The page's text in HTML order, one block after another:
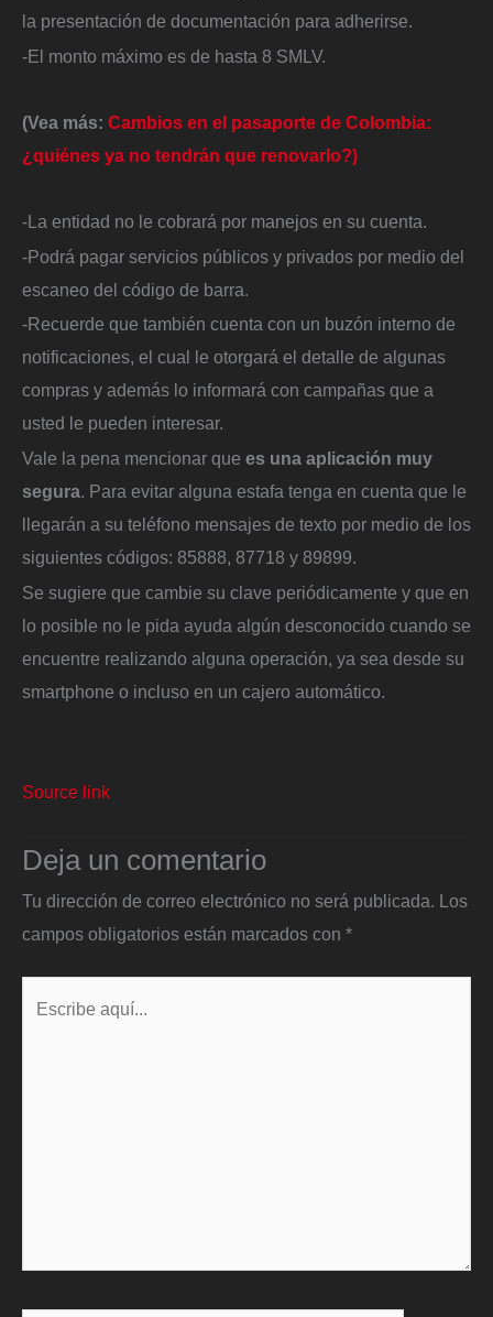
la presentación de documentación para adherirse.
-El monto máximo es de hasta 8 SMLV.
(Vea más: Cambios en el pasaporte de Colombia:
¿quiénes ya no tendrán que renovarlo?)
-La entidad no le cobrará por manejos en su cuenta.
-Podrá pagar servicios públicos y privados por medio del
escaneo del código de barra.
-Recuerde que también cuenta con un buzón interno de
notificaciones, el cual le otorgará el detalle de algunas
compras y además lo informará con campañas que a
usted le pueden interesar.
Vale la pena mencionar que es una aplicación muy
segura. Para evitar alguna estafa tenga en cuenta que le
llegarán a su teléfono mensajes de texto por medio de los
siguientes códigos: 85888, 87718 y 89899.
Se sugiere que cambie su clave periódicamente y que en
lo posible no le pida ayuda algún desconocido cuando se
encuentre realizando alguna operación, ya sea desde su
smartphone o incluso en un cajero automático.
Source link
Deja un comentario
Tu dirección de correo electrónico no será publicada. Los
campos obligatorios están marcados con *